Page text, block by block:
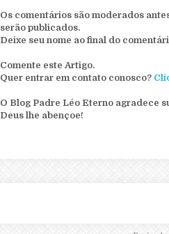
Os comentários são moderados
serão publicados.
Deixe seu nome ao final do
Comente este Artigo.
Quer entrar em contato conosco?
O Blog Padre Léo Eterno agradece
Deus lhe abençoe!